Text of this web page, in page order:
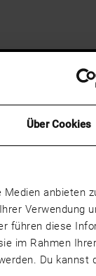
Über Cookies
anbieten
Verwendung
führen diese
im Rahmen
Du kannst